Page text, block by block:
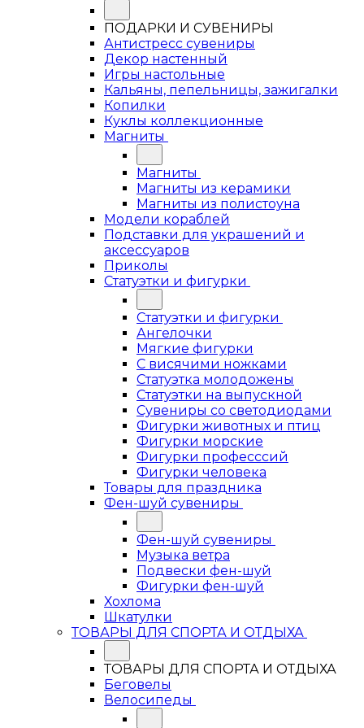
ПОДАРКИ И СУВЕНИРЫ
Антистресс сувениры
Декор настенный
Игры настольные
Кальяны, пепельницы, зажигалки
Копилки
Куклы коллекционные
Магниты
Магниты
Магниты из керамики
Магниты из полистоуна
Модели кораблей
Подставки для украшений и
аксессуаров
Приколы
Статуэтки и фигурки
Статуэтки и фигурки
Ангелочки
Мягкие фигурки
С висячими ножками
Статуэтка молодожены
Статуэтки на выпускной
Сувениры со светодиодами
Фигурки животных и птиц
Фигурки морские
Фигурки професссий
Фигурки человека
Товары для праздника
Фен-шуй сувениры
Фен-шуй сувениры
Музыка ветра
Подвески фен-шуй
Фигурки фен-шуй
Хохлома
Шкатулки
ТОВАРЫ ДЛЯ СПОРТА И ОТДЫХА
ТОВАРЫ ДЛЯ СПОРТА И ОТДЫХА
Беговелы
Велосипеды